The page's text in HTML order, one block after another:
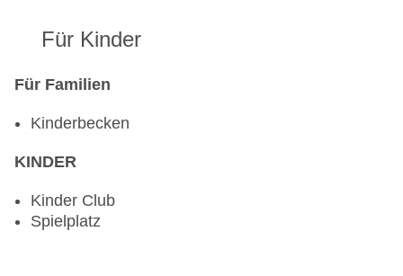
Für Kinder
Für Familien
Kinderbecken
KINDER
Kinder Club
Spielplatz